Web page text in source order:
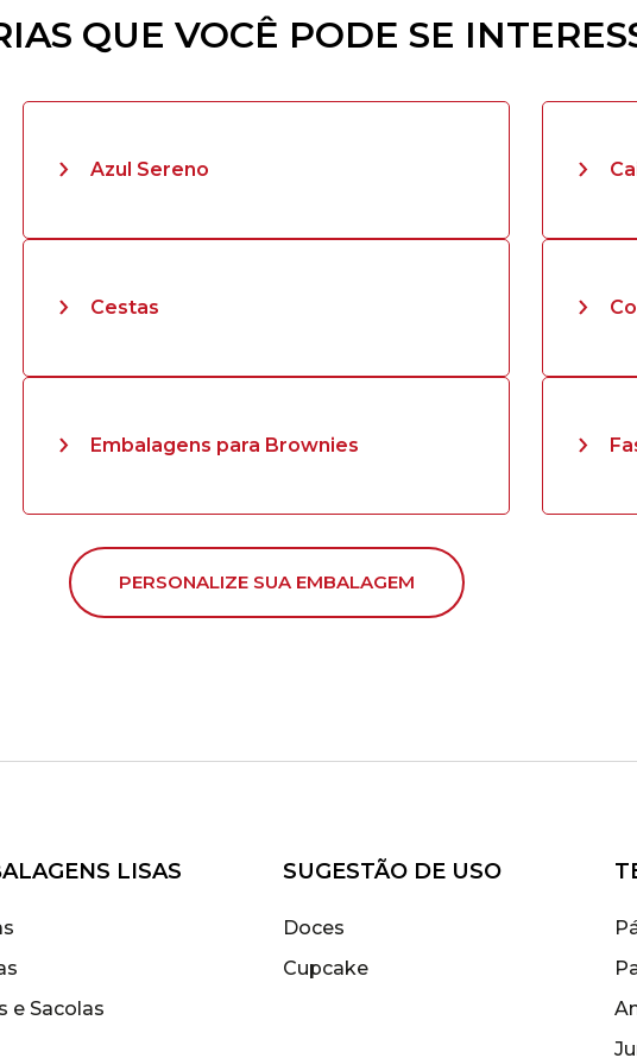
QUE VOCÊ PODE SE
Azul Sereno
Cestas
Embalagens para Brownies
PERSONALIZE SUA EMBALAGEM
LISAS
e Sacolas
SUGESTÃO DE USO
Doces
Cupcake